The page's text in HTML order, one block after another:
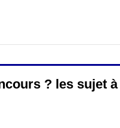
? les sujet